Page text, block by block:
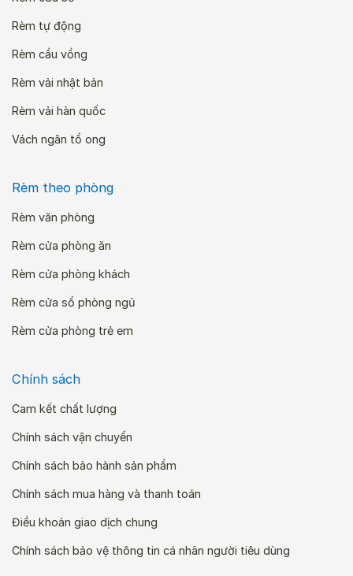
Rèm tự động
Rèm cầu vồng
Rèm vải nhật bản
Rèm vải hàn quốc
Vách ngăn tổ ong
Rèm theo phòng
Rèm văn phòng
Rèm cửa phòng ăn
Rèm cửa phòng khách
Rèm cửa sổ phòng ngủ
Rèm cửa phòng trẻ em
Chính sách
Cam kết chất lượng
Chính sách vận chuyển
Chính sách bảo hành sản phẩm
Chính sách mua hàng và thanh toán
Điều khoản giao dịch chung
Chính sách bảo vệ thông tin cá nhân người tiêu dùng